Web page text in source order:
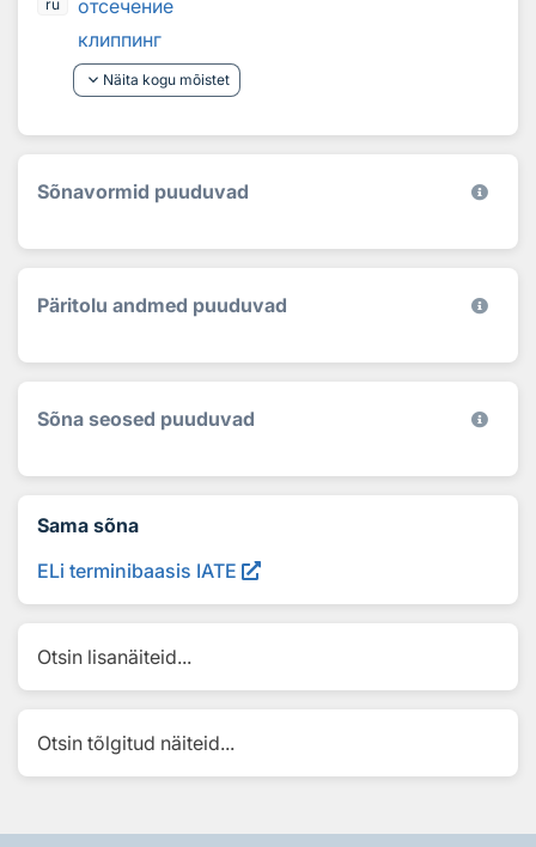
ru
отсечение
клиппинг
keyboard_arrow_down Näita kogu mõistet
Sõnavormid puuduvad
Päritolu andmed puuduvad
Sõna seosed puuduvad
Sama sõna
ELi terminibaasis IATE
Otsin lisanäiteid...
Otsin tõlgitud näiteid...